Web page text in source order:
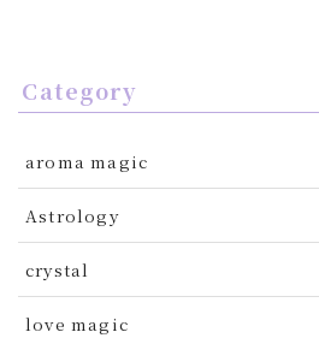
Category
aroma magic
Astrology
crystal
love magic